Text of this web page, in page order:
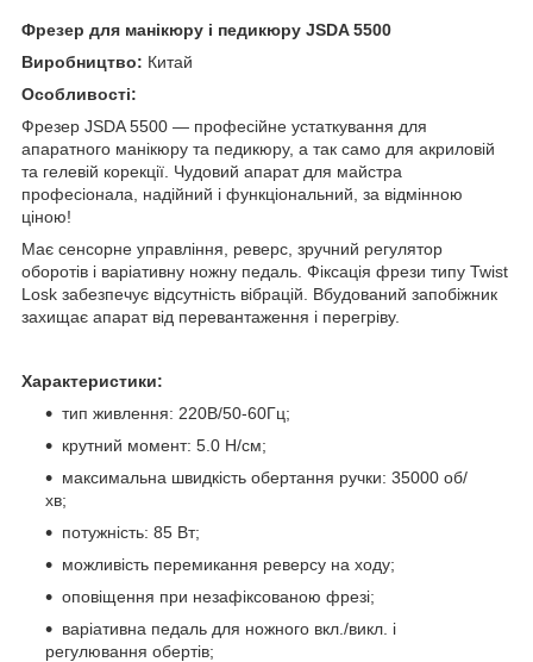
Фрезер для манікюру і педикюру JSDA 5500
Виробництво: Китай
Особливості:
Фрезер JSDA 5500 — професійне устаткування для
апаратного манікюру та педикюру, а так само для акриловій
та гелевій корекції. Чудовий апарат для майстра
професіонала, надійний і функціональний, за відмінною
ціною!
Має сенсорне управління, реверс, зручний регулятор
оборотів і варіативну ножну педаль. Фіксація фрези типу Twist
Losk забезпечує відсутність вібрацій. Вбудований запобіжник
захищає апарат від перевантаження і перегріву.
Характеристики:
тип живлення: 220В/50-60Гц;
крутний момент: 5.0 Н/см;
максимальна швидкість обертання ручки: 35000 об/
хв;
потужність: 85 Вт;
можливість перемикання реверсу на ходу;
оповіщення при незафіксованою фрезі;
варіативна педаль для ножного вкл./викл. і
регулювання обертів;